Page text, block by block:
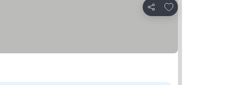
Partilhar
Adicionar aos favoritos